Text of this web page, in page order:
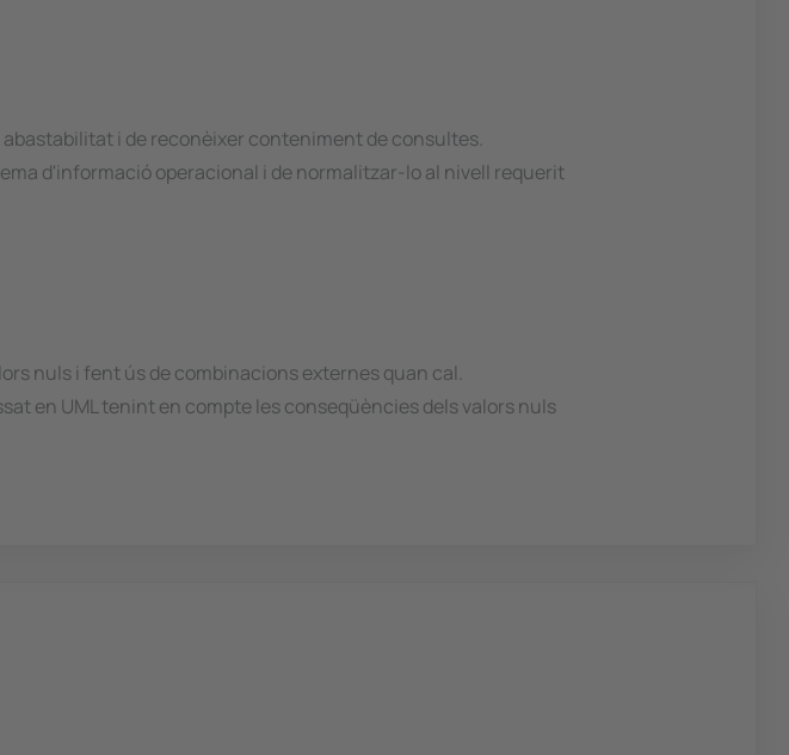
i de reconèixer conteniment de consultes.
d'informació operacional i de normalitzar-lo al nivell requerit
nuls i fent ús de combinacions externes quan cal.
en UML tenint en compte les conseqüències dels valors nuls